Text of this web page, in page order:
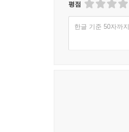
평점
한글 기준 50자까